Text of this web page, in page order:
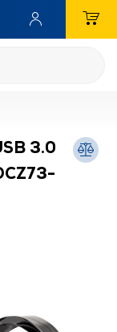
3.0